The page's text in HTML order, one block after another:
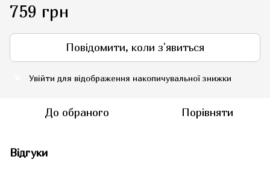
759 грн
Повідомити, коли з'явиться
Увійти для відображення накопичувальної знижки
До обраного Порівняти
Відгуки